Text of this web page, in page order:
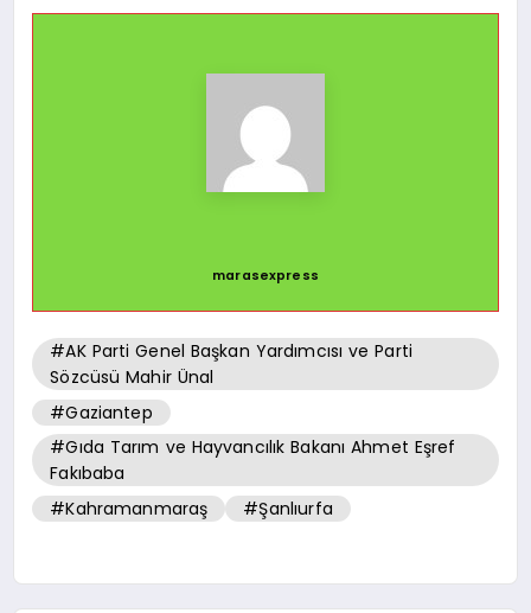
marasexpress
#AK Parti Genel Başkan Yardımcısı ve Parti
Sözcüsü Mahir Ünal
#Gaziantep
#Gıda Tarım ve Hayvancılık Bakanı Ahmet Eşref
Fakıbaba
#Kahramanmaraş
#Şanlıurfa